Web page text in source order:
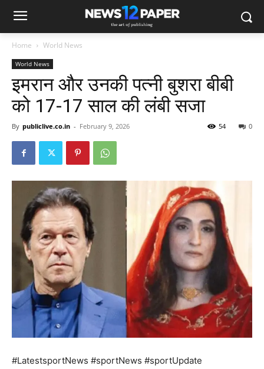
Home World News
World News
इमरान और उनकी पत्नी बुशरा बीबी
को 17-17 साल की लंबी सजा
By publiclive.co.in - February 9, 2026 0
54
#LatestsportNews #sportNews #sportUpdate